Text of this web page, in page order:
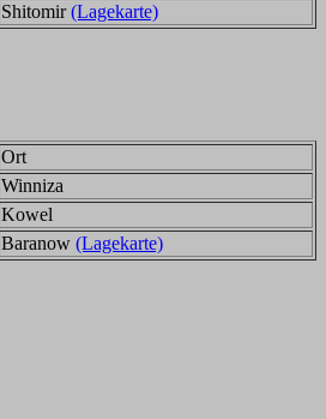
Shitomir(Lagekarte)
Ort
Winniza
Kowel
Baranow (Lagekarte)